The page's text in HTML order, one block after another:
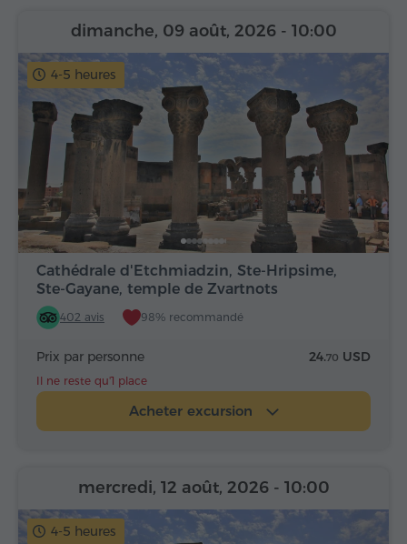
4-5 heures
Cathédrale d'Etchmiadzin, Ste-Hripsime,
Ste-Gayane, temple de Zvartnots
402 avis 98% recommandé
dimanche, 09 août, 2026 - 10:00
Prix par personne 24.70 USD
Il ne reste qu'1 place
Acheter excursion
4-5 heures
mercredi, 12 août, 2026 - 10:00